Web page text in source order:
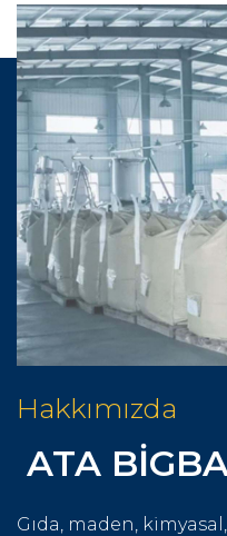
Hakkımızda
ATA
Gıda, maden,